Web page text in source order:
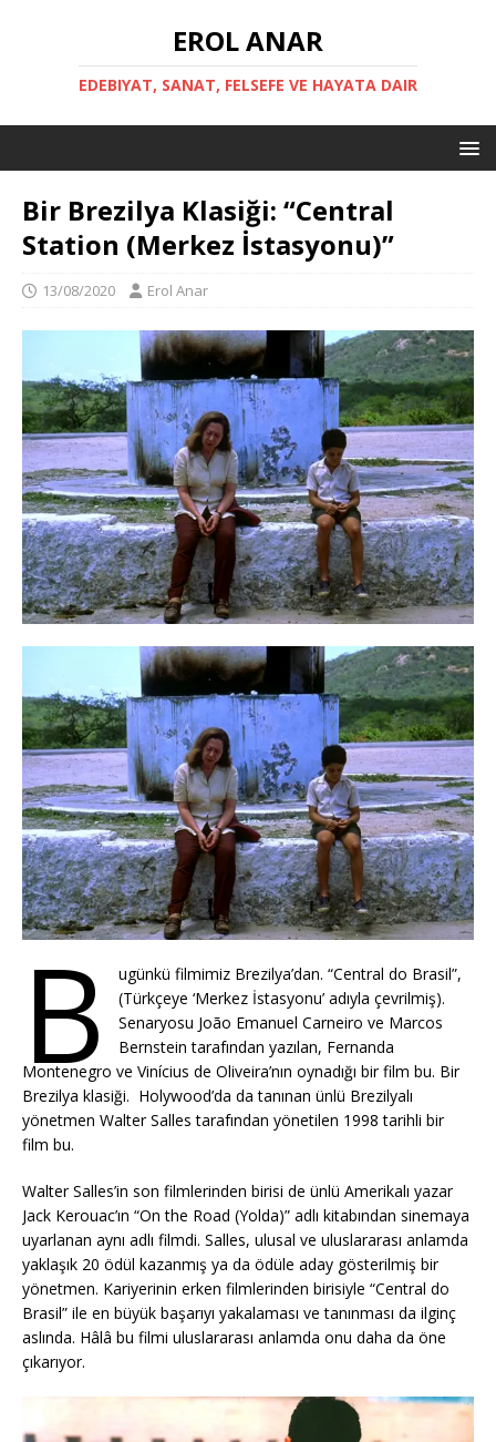
EROL ANAR
EDEBIYAT, SANAT, FELSEFE VE HAYATA DAIR
Bir Brezilya Klasiği: “Central
Station (Merkez İstasyonu)”
13/08/2020 Erol Anar
B
ugünkü filmimiz Brezilya’dan. “Central do Brasil”,
(Türkçeye ‘Merkez İstasyonu’ adıyla çevrilmiş).
Senaryosu João Emanuel Carneiro ve Marcos
Bernstein tarafından yazılan, Fernanda
Montenegro ve Vinícius de Oliveira’nın oynadığı bir film bu. Bir
Brezilya klasiği. Holywood’da da tanınan ünlü Brezilyalı
yönetmen Walter Salles tarafından yönetilen 1998 tarihli bir
film bu.
Walter Salles’in son filmlerinden birisi de ünlü Amerikalı yazar
Jack Kerouac’ın “On the Road (Yolda)” adlı kitabından sinemaya
uyarlanan aynı adlı filmdi. Salles, ulusal ve uluslararası anlamda
yaklaşık 20 ödül kazanmış ya da ödüle aday gösterilmiş bir
yönetmen. Kariyerinin erken filmlerinden birisiyle “Central do
Brasil” ile en büyük başarıyı yakalaması ve tanınması da ilginç
aslında. Hâlâ bu filmi uluslararası anlamda onu daha da öne
çıkarıyor.